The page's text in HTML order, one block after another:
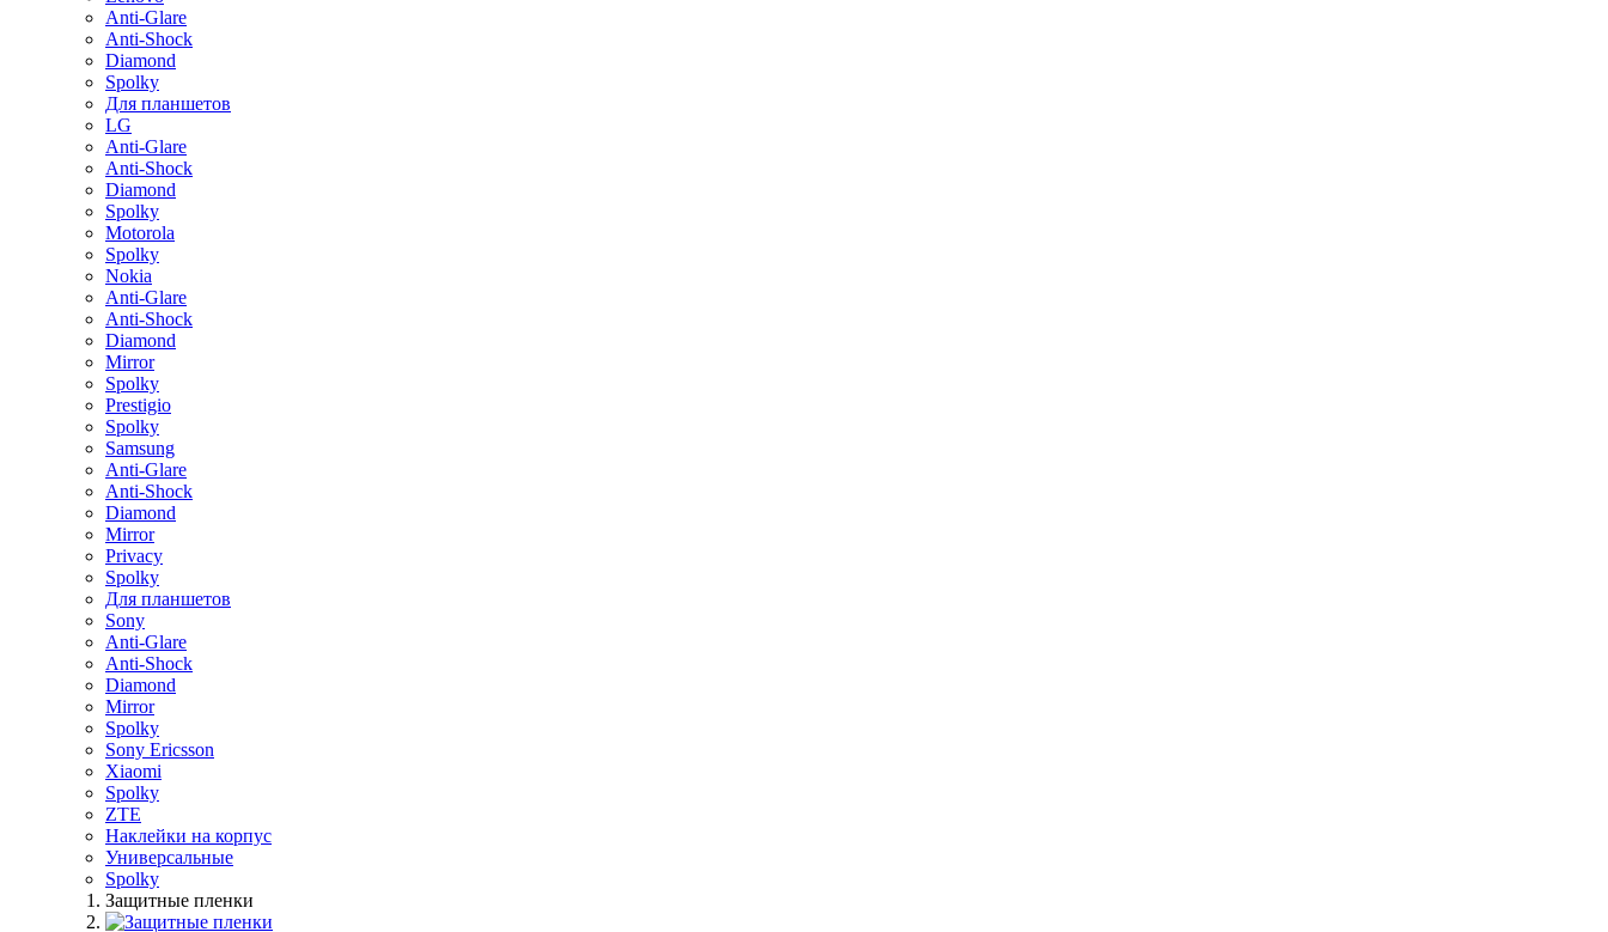
Anti-Glare
Anti-Shock
Diamond
Spolky
Для планшетов
LG
Anti-Glare
Anti-Shock
Diamond
Spolky
Motorola
Spolky
Nokia
Anti-Glare
Anti-Shock
Diamond
Mirror
Spolky
Prestigio
Spolky
Samsung
Anti-Glare
Anti-Shock
Diamond
Mirror
Privacy
Spolky
Для планшетов
Sony
Anti-Glare
Anti-Shock
Diamond
Mirror
Spolky
Sony Ericsson
Xiaomi
Spolky
ZTE
Наклейки на корпус
Универсальные
Spolky
Защитные пленки